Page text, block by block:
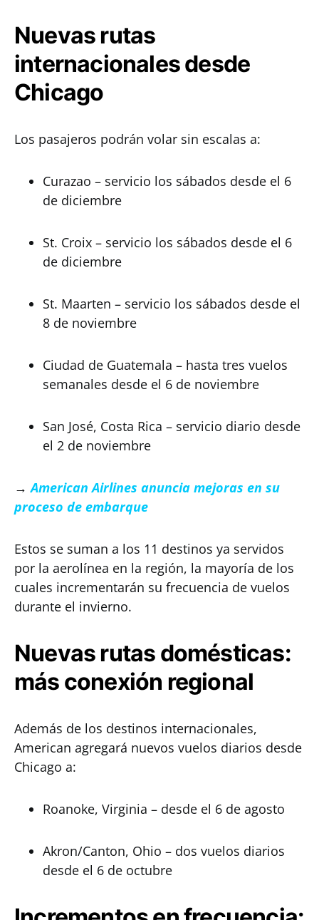
Nuevas rutas
internacionales desde
Chicago
Los pasajeros podrán volar sin escalas a:
Curazao – servicio los sábados desde el 6
de diciembre
St. Croix – servicio los sábados desde el 6
de diciembre
St. Maarten – servicio los sábados desde el
8 de noviembre
Ciudad de Guatemala – hasta tres vuelos
semanales desde el 6 de noviembre
San José, Costa Rica – servicio diario desde
el 2 de noviembre
→American Airlines anuncia mejoras en su
proceso de embarque
Estos se suman a los 11 destinos ya servidos
por la aerolínea en la región, la mayoría de los
cuales incrementarán su frecuencia de vuelos
durante el invierno.
Nuevas rutas domésticas:
más conexión regional
Además de los destinos internacionales,
American agregará nuevos vuelos diarios desde
Chicago a:
Roanoke, Virginia – desde el 6 de agosto
Akron/Canton, Ohio – dos vuelos diarios
desde el 6 de octubre